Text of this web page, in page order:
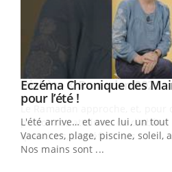
Youtube
Eczéma Chronique des
pour l’été !Youtube
L'été arrive… et avec lui, un tout
Vacances, plage, piscine,
Nos mains sont ...
Youtube
Diabète & Ramadan 2026
Le Ramadan approche, et, pour
personnes atteintes de
questions, de défis, mais ...